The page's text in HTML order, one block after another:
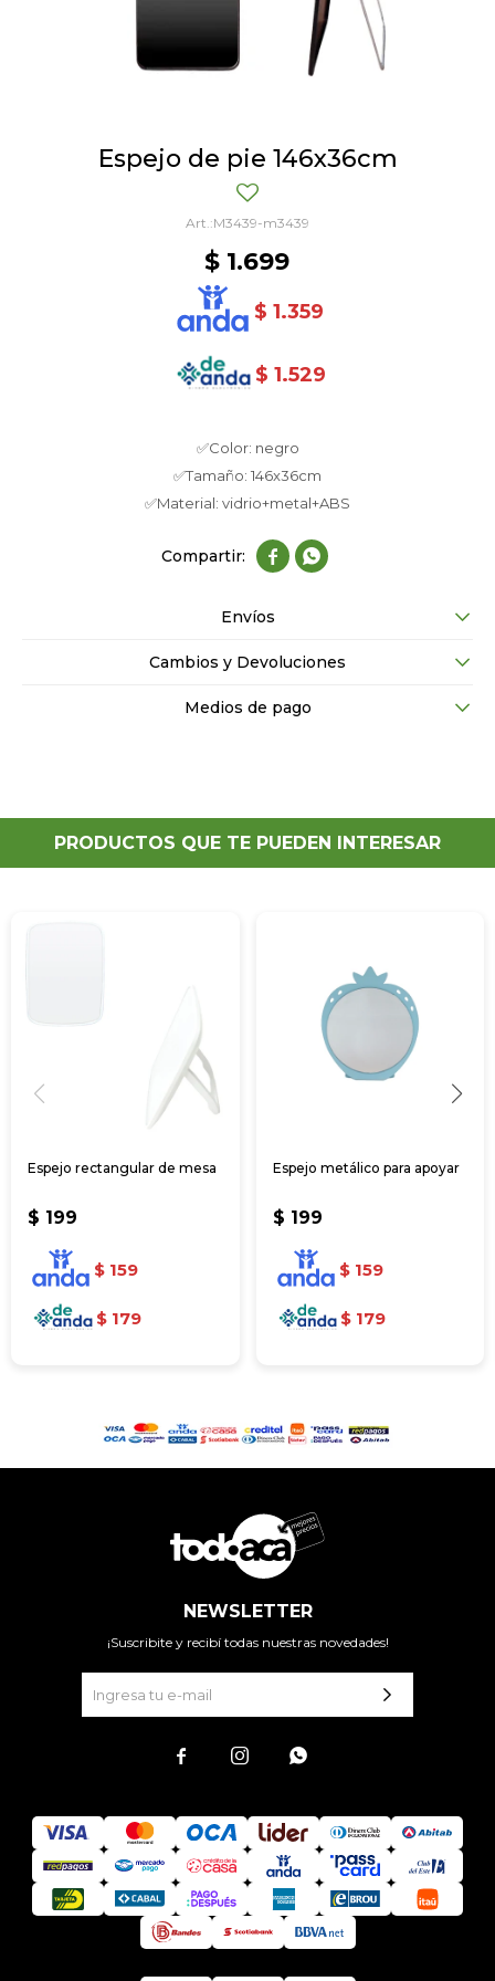
Espejo de pie 146x36cm
M3439-m3439
$ 1.699
$ 1.359
$ 1.529
✅Color: negro
✅Tamaño: 146x36cm
✅Material: vidrio+metal+ABS
 
Envíos
Cambios y Devoluciones
Medios de pago
PRODUCTOS QUE TE PUEDEN INTERESAR
Espejo rectangular de mesa
$ 199
$ 159
$ 179
Espejo metálico para apoyar
$ 199
$ 159
$ 179
NEWSLETTER
¡Suscribite y recibí todas nuestras novedades!
  